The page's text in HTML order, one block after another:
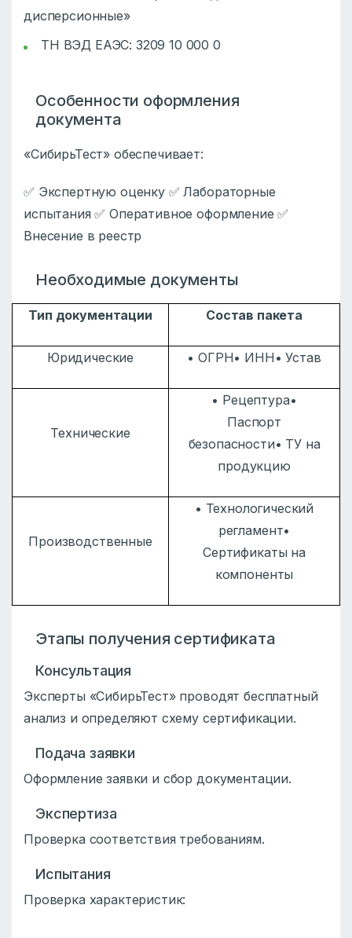
дисперсионные»
ТН ВЭД ЕАЭС: 3209 10 000 0
Особенности оформления
документа
«СибирьТест» обеспечивает:
✅ Экспертную оценку ✅ Лабораторные
испытания ✅ Оперативное оформление ✅
Внесение в реестр
Необходимые документы
Тип документации Состав пакета
Юридические • ОГРН• ИНН• Устав
Технические
• Рецептура•
Паспорт
безопасности• ТУ на
продукцию
Производственные
• Технологический
регламент•
Сертификаты на
компоненты
Этапы получения сертификата
Консультация
Эксперты «СибирьТест» проводят бесплатный
анализ и определяют схему сертификации.
Подача заявки
Оформление заявки и сбор документации.
Экспертиза
Проверка соответствия требованиям.
Испытания
Проверка характеристик: